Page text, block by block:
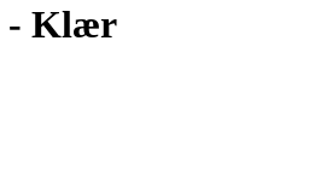
- Klær